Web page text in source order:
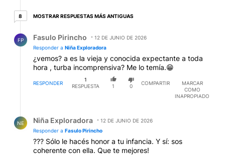
pésima puntería que teníamos. 👍
88 respuestas más antiguas
MOSTRAR RESPUESTAS MÁS ANTIGUAS
FP Fasulo Pirincho
12 DE JUNIO DE 2026
Responder a Niña Exploradora
¿vemos? a es la vieja y conocida expectante a toda
hora , turba incomprensiva? Me lo temía.😁
RESPONDER
1
RESPUESTA
1 0
COMPARTIR
MARCAR
COMO
INAPROPIADO
NE Niña Exploradora
12 DE JUNIO DE 2026
Responder a Fasulo Pirincho
??? Sólo le hacés honor a tu infancia. Y sí: sos
coherente con ella. Que te mejores!